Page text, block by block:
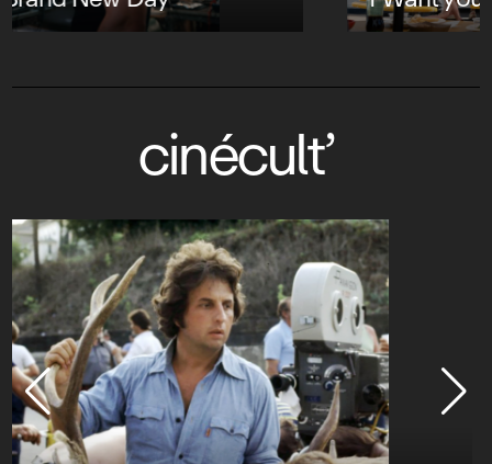
cinécult’
Vietnam : trauma-reality